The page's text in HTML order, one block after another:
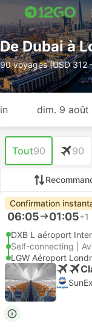
De Dubai à
90 voyages (USD 312
dim. 9 août
Tout90 90
Confirmation
06:05 01:05+1
DXB L aéroport
Self-connecting |
LGW Aéroport